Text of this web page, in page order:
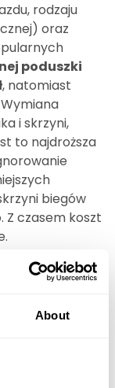
About
rodzaju
oraz
poduszki
, natomiast
i skrzyni,
to najdroższa
biegów
Z czasem koszt
ani